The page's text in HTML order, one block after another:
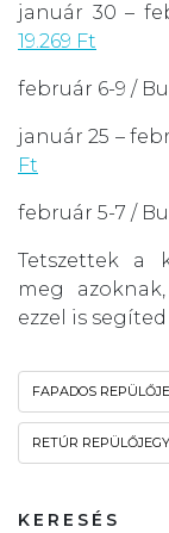
január 30 –
19.269 Ft
február 6-9 /
január 25 –
Ft
február 5-7 /
Tetszettek a
meg
ezzel is
FAPADOS
RETÚR REPÜLŐJEGY
KERESÉS